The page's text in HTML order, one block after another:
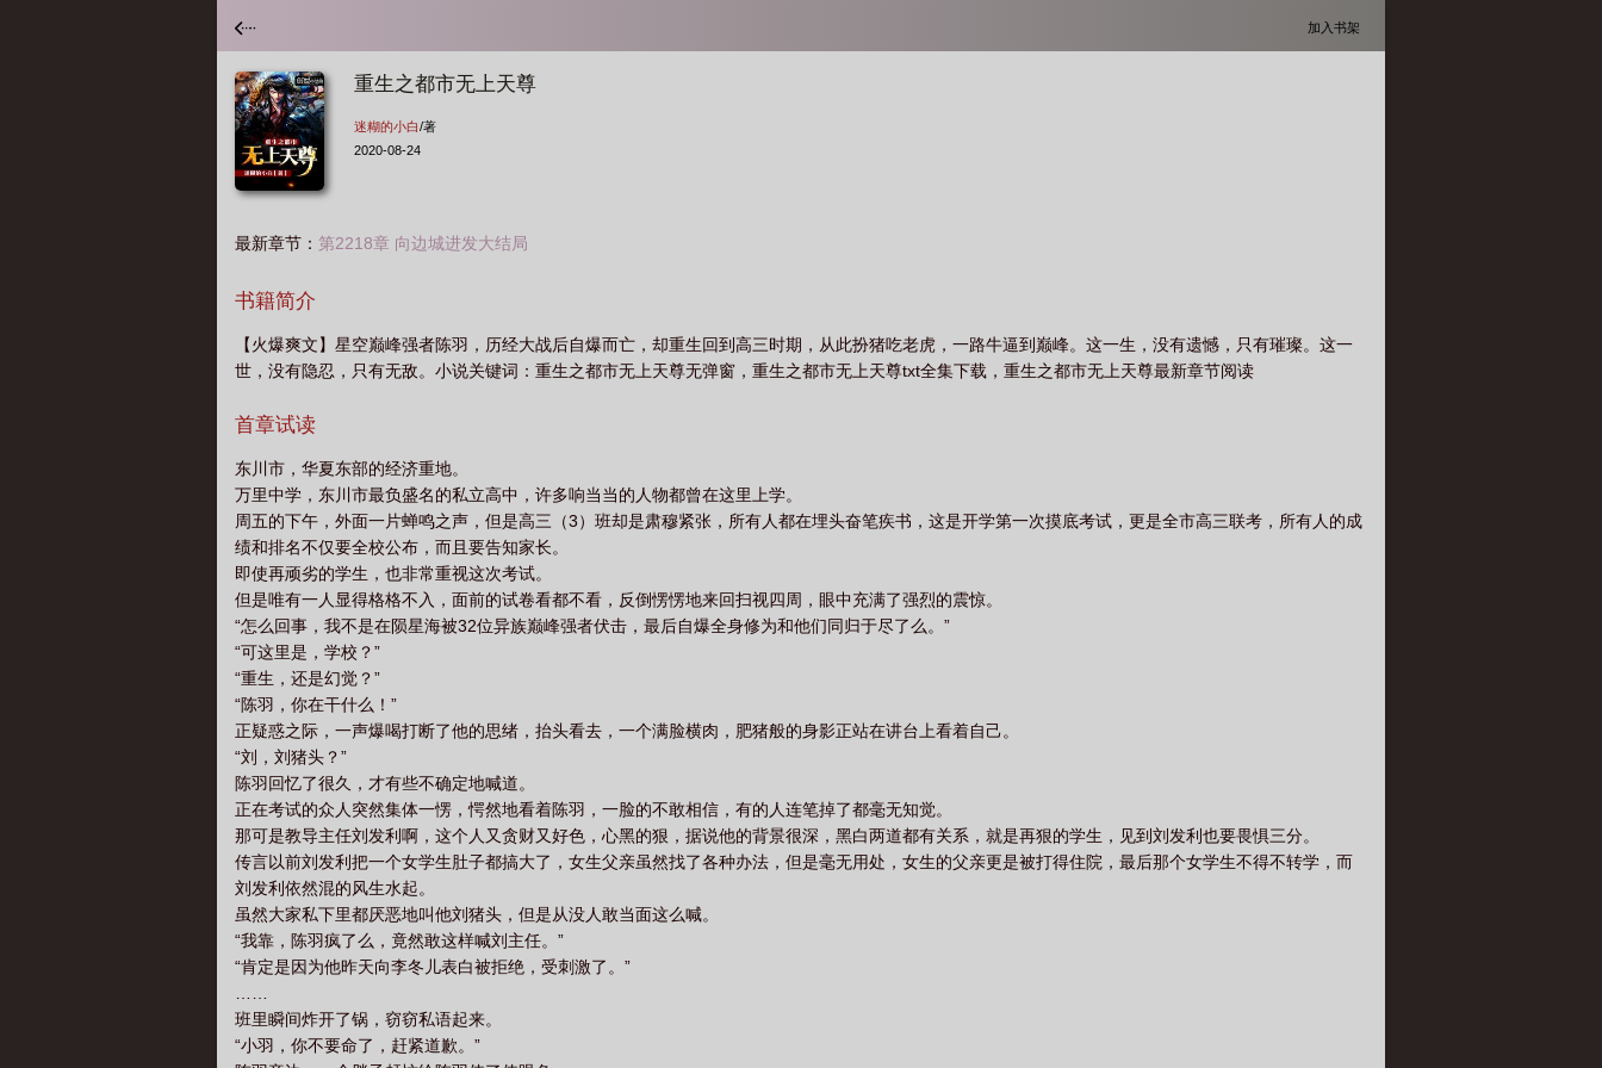
加入书架
重生之都市无上天尊
迷糊的小白/著
2020-08-24
最新章节： 第2218章 向边城进发大结局
书籍简介
【火爆爽文】星空巅峰强者陈羽，历经大战后自爆而亡，却重生回到高三时期，从此扮猪吃老虎，一路牛逼到巅峰。这一生，没有遗憾，只有璀璨。这一
世，没有隐忍，只有无敌。小说关键词：重生之都市无上天尊无弹窗，重生之都市无上天尊txt全集下载，重生之都市无上天尊最新章节阅读
首章试读
东川市，华夏东部的经济重地。
万里中学，东川市最负盛名的私立高中，许多响当当的人物都曾在这里上学。
周五的下午，外面一片蝉鸣之声，但是高三（3）班却是肃穆紧张，所有人都在埋头奋笔疾书，这是开学第一次摸底考试，更是全市高三联考，所有人的成
绩和排名不仅要全校公布，而且要告知家长。
即使再顽劣的学生，也非常重视这次考试。
但是唯有一人显得格格不入，面前的试卷看都不看，反倒愣愣地来回扫视四周，眼中充满了强烈的震惊。
“怎么回事，我不是在陨星海被32位异族巅峰强者伏击，最后自爆全身修为和他们同归于尽了么。”
“可这里是，学校？”
“重生，还是幻觉？”
“陈羽，你在干什么！”
正疑惑之际，一声爆喝打断了他的思绪，抬头看去，一个满脸横肉，肥猪般的身影正站在讲台上看着自己。
“刘，刘猪头？”
陈羽回忆了很久，才有些不确定地喊道。
正在考试的众人突然集体一愣，愕然地看着陈羽，一脸的不敢相信，有的人连笔掉了都毫无知觉。
那可是教导主任刘发利啊，这个人又贪财又好色，心黑的狠，据说他的背景很深，黑白两道都有关系，就是再狠的学生，见到刘发利也要畏惧三分。
传言以前刘发利把一个女学生肚子都搞大了，女生父亲虽然找了各种办法，但是毫无用处，女生的父亲更是被打得住院，最后那个女学生不得不转学，而
刘发利依然混的风生水起。
虽然大家私下里都厌恶地叫他刘猪头，但是从没人敢当面这么喊。
“我靠，陈羽疯了么，竟然敢这样喊刘主任。”
“肯定是因为他昨天向李冬儿表白被拒绝，受刺激了。”
班里瞬间炸开了锅，窃窃私语起来。
“小羽，你不要命了，赶紧道歉。”